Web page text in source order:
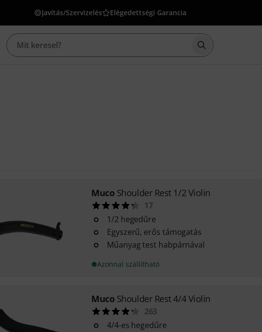
Javítás/Szervizelés Elégedettségi Garancia
Keresés
Muco Shoulder Rest 1/2 Violin
17
1/2 hegedűre
Egyszerű, erős támogatás
Műanyag test habpárnával
Azonnal szállítható
Muco Shoulder Rest 4/4 Violin
263
4/4-es hegedűre